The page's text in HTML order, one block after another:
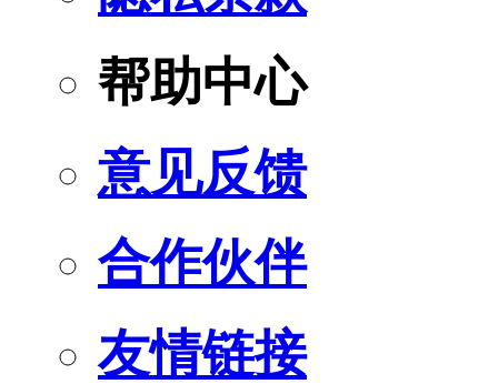
帮助中心
意见反馈
合作伙伴
友情链接